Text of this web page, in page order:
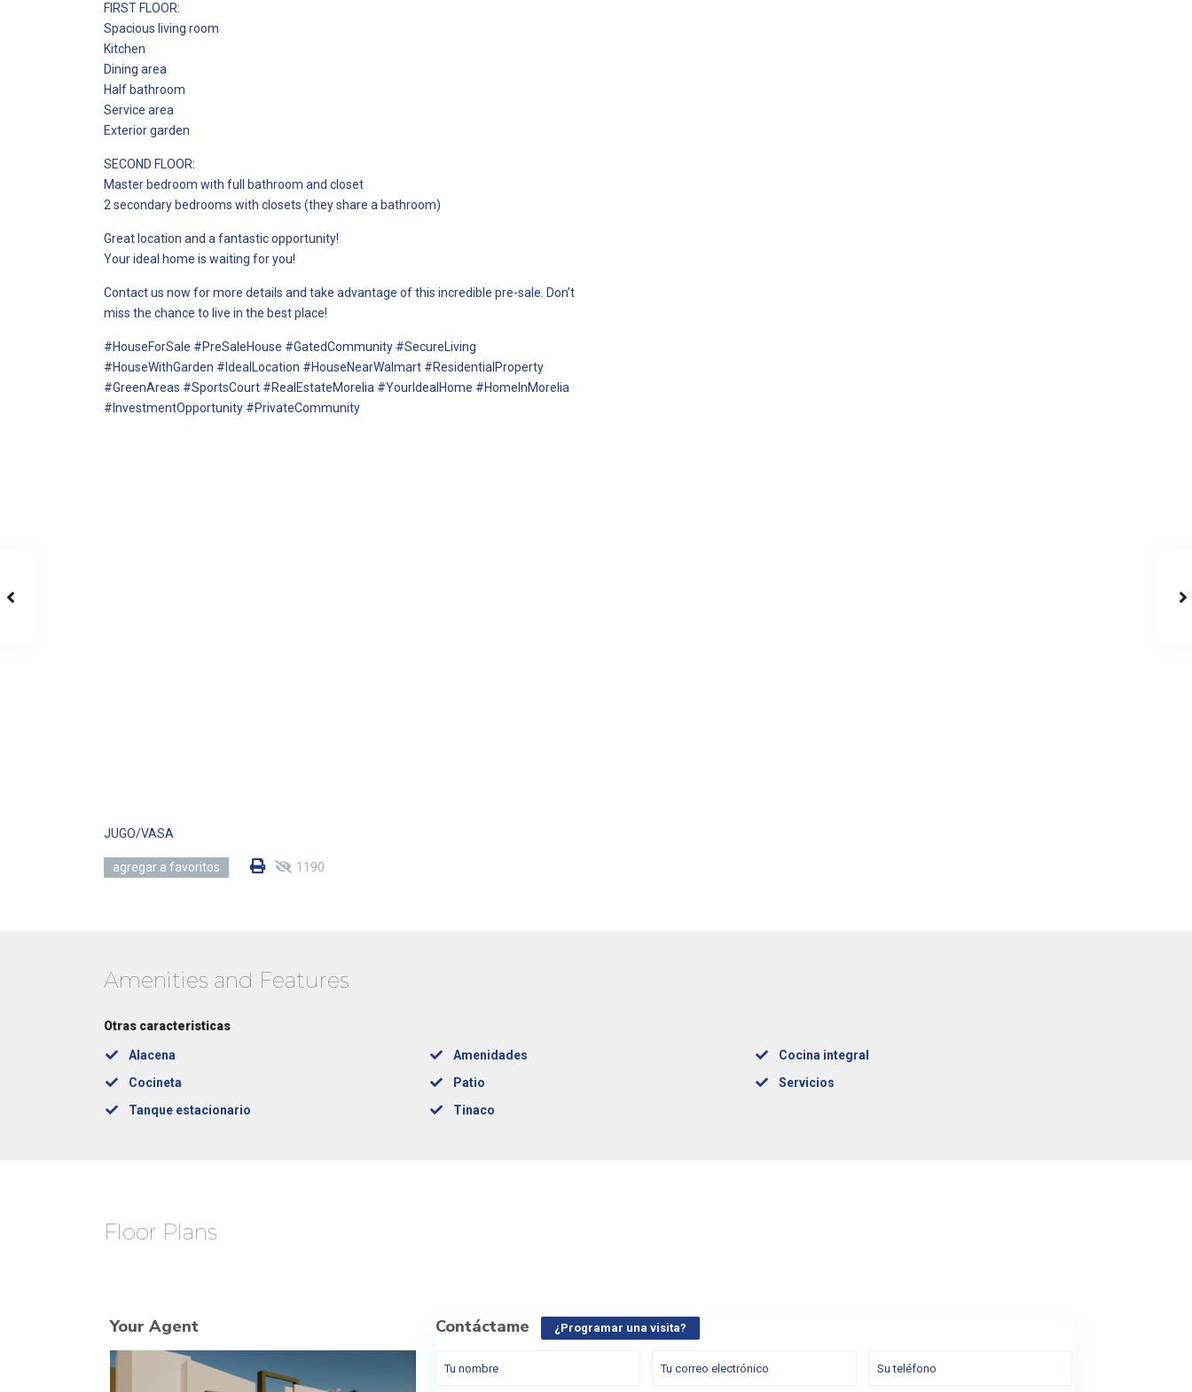
FIRST FLOOR:
Spacious living room
Kitchen
Dining area
Half bathroom
Service area
Exterior garden
SECOND FLOOR:
Master bedroom with full bathroom and closet
2 secondary bedrooms with closets (they share a bathroom)
Great location and a fantastic opportunity!
Your ideal home is waiting for you!
Contact us now for more details and take advantage of this incredible pre-sale. Don’t
miss the chance to live in the best place!
#HouseForSale #PreSaleHouse #GatedCommunity #SecureLiving
#HouseWithGarden #IdealLocation #HouseNearWalmart #ResidentialProperty
#GreenAreas #SportsCourt #RealEstateMorelia #YourIdealHome #HomeInMorelia
#InvestmentOpportunity #PrivateCommunity
JUGO/VASA
agregar a favoritos 1190
Amenities and Features
Otras caracteristicas
Alacena Amenidades
Cocina integral
Cocineta
Patio
Servicios
Tanque estacionario
Tinaco
Floor Plans
Your Agent Contáctame ¿Programar una visita?